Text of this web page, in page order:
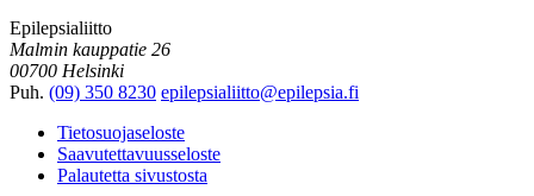
Epilepsialiitto
Malmin kauppatie 26
00700 Helsinki
Puh. (09) 350 8230 epilepsialiitto@epilepsia.fi
Tietosuojaseloste
Saavutettavuusseloste
Palautetta sivustosta